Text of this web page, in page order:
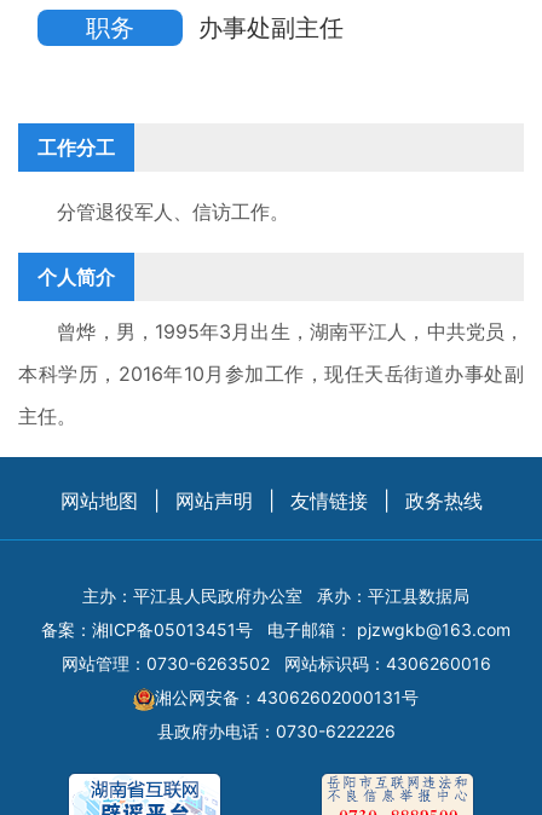
职务 办事处副主任
工作分工
分管退役军人、信访工作。
个人简介
曾烨，男，1995年3月出生，湖南平江人，中共党员，
本科学历，2016年10月参加工作，现任天岳街道办事处副
主任。
网站地图 网站声明 友情链接 政务热线
主办：平江县人民政府办公室
承办：平江县数据局
备案： 湘ICP备05013451号 电子邮箱： pjzwgkb@163.com
网站管理：0730-6263502
网站标识码：4306260016
湘公网安备：43062602000131号
县政府办电话：0730-6222226